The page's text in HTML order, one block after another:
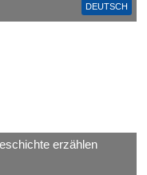
DEUTSCH
erzählen